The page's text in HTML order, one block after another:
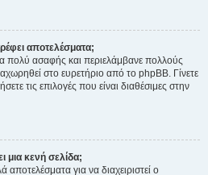
αποτελέσματα;
πολύ ασαφής και περιελάμβανε πολλούς
στο ευρετήριο από το phpBB. Γίνετε
τις επιλογές που είναι διαθέσιμες στην
μια κενή σελίδα;
για να διαχειριστεί ο